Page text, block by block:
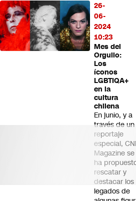
26-
06-
2024
10:23
Mes del
Orgullo:
Los
íconos
LGBTIQA+
en la
cultura
chilena
En junio, y a
través de un
reportaje
especial,
Magazine se
ha
rescatar y
destacar los
legados de